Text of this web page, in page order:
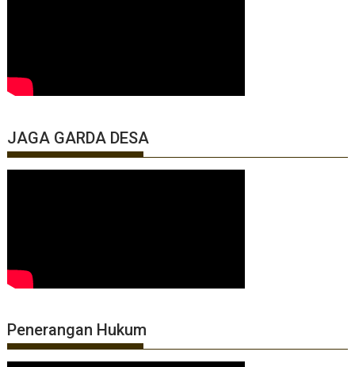
JAGA GARDA DESA
Penerangan Hukum